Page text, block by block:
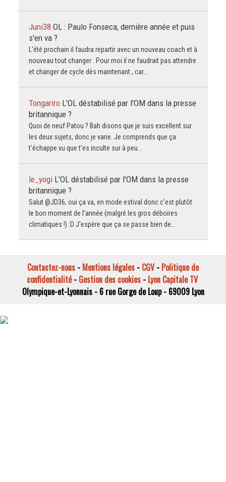
Juni38 OL : Paulo Fonseca, dernière année et puis
s'en va ?
L'été prochain il faudra repartir avec un nouveau coach et à
nouveau tout changer . Pour moi il ne faudrait pas attendre
et changer de cycle dès maintenant , car…
Tongariro L'OL déstabilisé par l'OM dans la presse
britannique ?
Quoi de neuf Patou ? Bah disons que je suis excellent sur
les deux sujets, donc je varie. Je comprends que ça
t'échappe vu que t'es inculte sur à peu…
le_yogi L'OL déstabilisé par l'OM dans la presse
britannique ?
Salut @JD36, oui ça va, en mode estival donc c'est plutôt
le bon moment de l'année (malgré les gros déboires
climatiques !) :D J'espère que ça se passe bien de…
Contactez-nous - Mentions légales - CGV- Politique de
confidentialité- Gestion des cookies- Lyon Capitale TV
Olympique-et-Lyonnais - 6 rue Gorge de Loup - 69009 Lyon